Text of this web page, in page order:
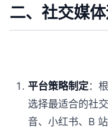
二、社交媒
平台策略制定：
选择最适合的社
音、小红书、B